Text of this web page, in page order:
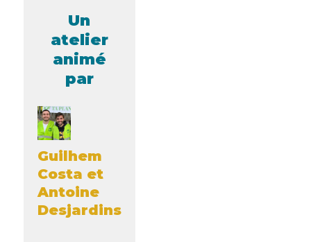
Un
atelier
animé
par
Guilhem
Costa et
Antoine
Desjardins